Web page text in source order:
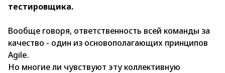
тестировщика.
Вообще говоря, ответственность всей команды за
качество - один из основополагающих принципов
Agile.
Но многие ли чувствуют эту коллективную